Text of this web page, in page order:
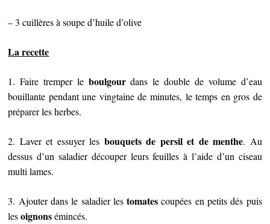
– 3 cuillères à soupe d’huile d’olive
La recette
1. Faire tremper le boulgourdans le double de volume d’eau
bouillante pendant une vingtaine de minutes, le temps en gros de
préparer les herbes.
2. Laver et essuyer les bouquets de persil et de menthe. Au
dessus d’un saladier découper leurs feuilles à l’aide d’un ciseau
multi lames.
3. Ajouter dans le saladier lestomates coupées en petits dés puis
lesoignonsémincés.